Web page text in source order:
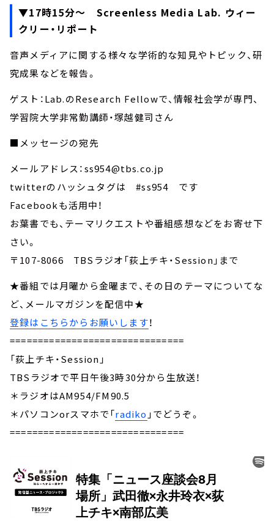
▼17時15分～ Screenless Media Lab. ウィー
クリー・リポート
音声メディアに関する様々な学術的な知見やトピック、研
究成果などを報告。
ゲスト：Lab.のResearch Fellowで、情報社会学が専門、
学習院大学非常勤講師・塚越健司さん
■メッセージの宛先
メールアドレス：ss954@tbs.co.jp
twitterのハッシュタグは #ss954 です
Facebookも活用中！
お葉書でも、テーマリクエストや番組感想などをお寄せ下
さい。
〒107-8066 TBSラジオ「荻上チキ・Session」まで
★番組では月曜から金曜まで、その日のテーマについてな
ど、メールマガジンを配信中★
登録はこちらからお願いします！
===============================
「荻上チキ・Session」
TBSラジオで平日午後3時30分から生放送！
＊ラジオはAM954/FM90.5
＊パソコンorスマホで「radiko 」でどうぞ。
===============================